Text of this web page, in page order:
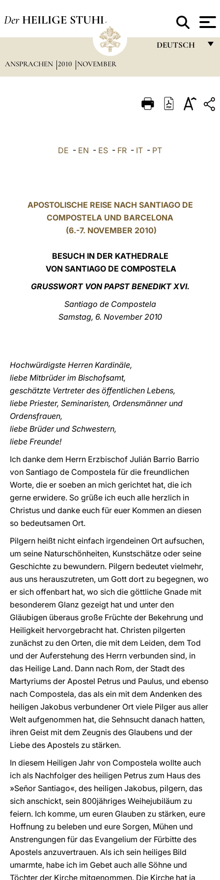
Der HEILIGE STUHL
DEUTSCH
ITALIANO
中文
ANSPRACHEN 2010 NOVEMBER
DE - EN - ES - FR - IT - PT
APOSTOLISCHE REISE NACH SANTIAGO DE
COMPOSTELA UND BARCELONA
(6.-7. NOVEMBER 2010)
BESUCH IN DER KATHEDRALE
VON SANTIAGO DE COMPOSTELA
GRUSSWORT VON PAPSTBENEDIKT XVI.
Santiago de Compostela
Samstag, 6. November 2010
Hochwürdigste Herren Kardinäle,
liebe Mitbrüder im Bischofsamt,
geschätzte Vertreter des öffentlichen Lebens,
liebe Priester, Seminaristen, Ordensmänner und
Ordensfrauen,
liebe Brüder und Schwestern,
liebe Freunde!
Ich danke dem Herrn Erzbischof Julián Barrio Barrio
von Santiago de Compostela für die freundlichen
Worte, die er soeben an mich gerichtet hat, die ich
gerne erwidere. So grüße ich euch alle herzlich in
Christus und danke euch für euer Kommen an diesen
so bedeutsamen Ort.
Pilgern heißt nicht einfach irgendeinen Ort aufsuchen,
um seine Naturschönheiten, Kunstschätze oder seine
Geschichte zu bewundern. Pilgern bedeutet vielmehr,
aus uns herauszutreten, um Gott dort zu begegnen, wo
er sich offenbart hat, wo sich die göttliche Gnade mit
besonderem Glanz gezeigt hat und unter den
Gläubigen überaus große Früchte der Bekehrung und
Heiligkeit hervorgebracht hat. Christen pilgerten
zunächst zu den Orten, die mit dem Leiden, dem Tod
und der Auferstehung des Herrn verbunden sind, in
das Heilige Land. Dann nach Rom, der Stadt des
Martyriums der Apostel Petrus und Paulus, und ebenso
nach Compostela, das als ein mit dem Andenken des
heiligen Jakobus verbundener Ort viele Pilger aus aller
Welt aufgenommen hat, die Sehnsucht danach hatten,
ihren Geist mit dem Zeugnis des Glaubens und der
Liebe des Apostels zu stärken.
In diesem Heiligen Jahr von Compostela wollte auch
ich als Nachfolger des heiligen Petrus zum Haus des
»Señor Santiago«, des heiligen Jakobus, pilgern, das
sich anschickt, sein 800jähriges Weihejubiläum zu
feiern. Ich komme, um euren Glauben zu stärken, eure
Hoffnung zu beleben und eure Sorgen, Mühen und
Anstrengungen für das Evangelium der Fürbitte des
Apostels anzuvertrauen. Als ich sein heiliges Bild
umarmte, habe ich im Gebet auch alle Söhne und
Töchter der Kirche mitgenommen. Die Kirche hat ja